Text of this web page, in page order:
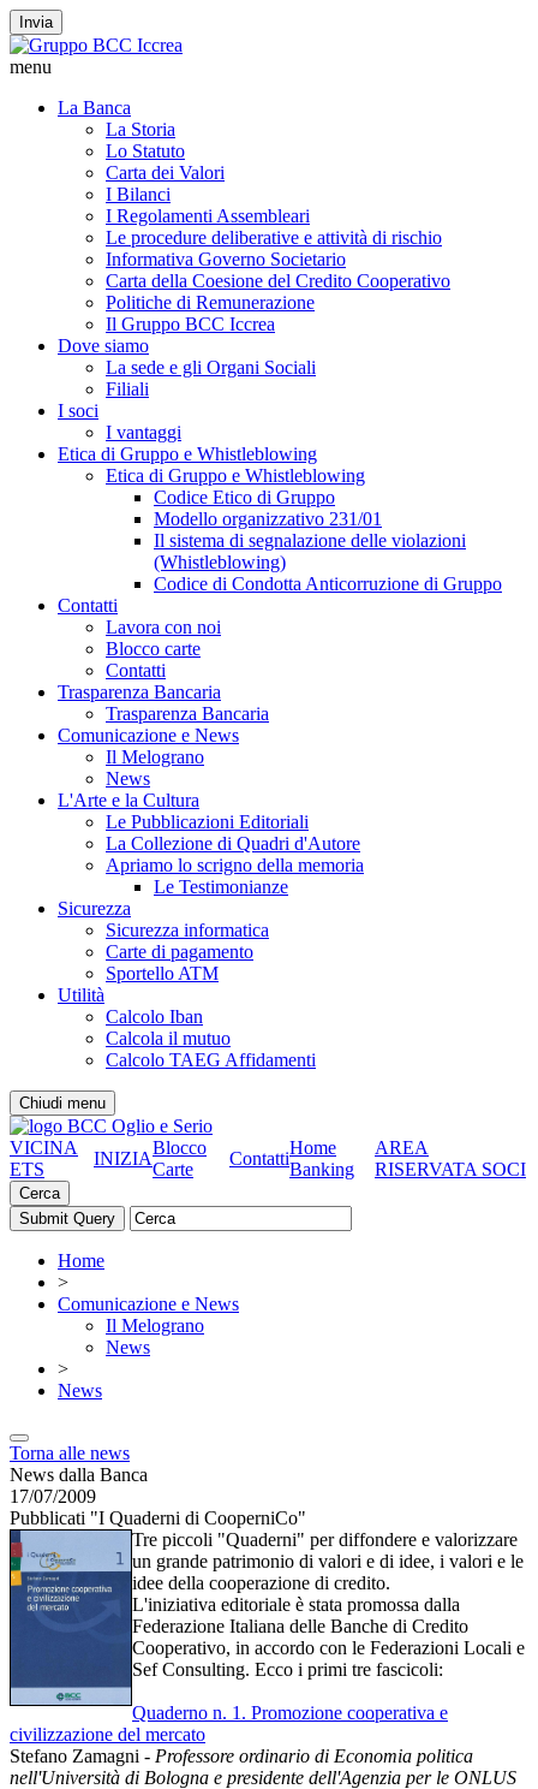
Invia
menu
La Banca
La Storia
Lo Statuto
Carta dei Valori
I Bilanci
I Regolamenti Assembleari
Le procedure deliberative e attività di rischio
Informativa Governo Societario
Carta della Coesione del Credito Cooperativo
Politiche di Remunerazione
Il Gruppo BCC Iccrea
Dove siamo
La sede e gli Organi Sociali
Filiali
I soci
I vantaggi
Etica di Gruppo e Whistleblowing
Etica di Gruppo e Whistleblowing
Codice Etico di Gruppo
Modello organizzativo 231/01
Il sistema di segnalazione delle violazioni
(Whistleblowing)
Codice di Condotta Anticorruzione di Gruppo
Contatti
Lavora con noi
Blocco carte
Contatti
Trasparenza Bancaria
Trasparenza Bancaria
Comunicazione e News
Il Melograno
News
L'Arte e la Cultura
Le Pubblicazioni Editoriali
La Collezione di Quadri d'Autore
Apriamo lo scrigno della memoria
Le Testimonianze
Sicurezza
Sicurezza informatica
Carte di pagamento
Sportello ATM
Utilità
Calcolo Iban
Calcola il mutuo
Calcolo TAEG Affidamenti
Chiudi menu
VICINA
ETS
INIZIA
Blocco
Carte
Contatti
Home
Banking
AREA
RISERVATA SOCI
Cerca
Home
>
Comunicazione e News
Il Melograno
News
>
News
Torna alle news
News dalla Banca
17/07/2009
Pubblicati "I Quaderni di CooperniCo"
Tre piccoli "Quaderni" per diffondere e valorizzare
un grande patrimonio di valori e di idee, i valori e le
idee della cooperazione di credito.
L'iniziativa editoriale è stata promossa dalla
Federazione Italiana delle Banche di Credito
Cooperativo, in accordo con le Federazioni Locali e
Sef Consulting. Ecco i primi tre fascicoli:
Quaderno n. 1. Promozione cooperativa e
civilizzazione del mercato
Stefano Zamagni - Professore ordinario di Economia politica
nell'Università di Bologna e presidente dell'Agenzia per le ONLUS